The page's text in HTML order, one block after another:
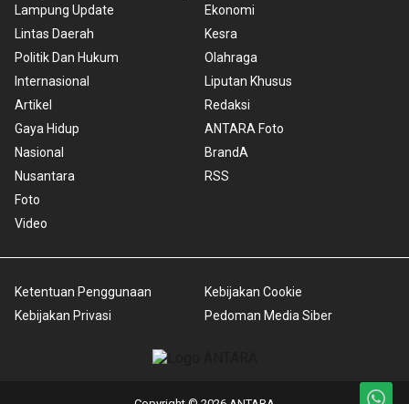
Lampung Update
Lintas Daerah
Politik Dan Hukum
Internasional
Artikel
Gaya Hidup
Nasional
Nusantara
Foto
Video
Ekonomi
Kesra
Olahraga
Liputan Khusus
Redaksi
ANTARA Foto
BrandA
RSS
Ketentuan Penggunaan
Kebijakan Privasi
Kebijakan Cookie
Pedoman Media Siber